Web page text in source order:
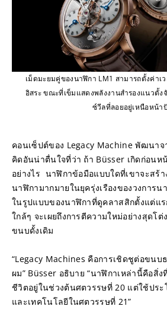
เม็ดมะยมคู่ของนาฬิกา LM1 สามารถตั้งค่าเ
อิสระ ขณะที่เข็มแสดงพลังงานสำรองแนวตั้
ซ์วีลที่ลอยอยู่เหนือหน้า
คอนเซ็ปต์ของ Legacy Machine พัฒนาจ
คิดอันน่าตื่นใจที่ว่า ถ้า Büsser เกิดก่อนห
อย่างไร  นาฬิกาข้อมือแบบใดที่เขาจะสร้
นาฬิกามากมายในยุครุ่งเรืองของวงการ
ในรูปแบบของนาฬิกาที่ดูคลาสสิกตั้งแต่แร
ใกล้ๆ จะเผยถึงการตีความใหม่อย่างสุดโ
ขนบดั้งเดิม
“Legacy Machines คือการเชิดชูต่อขนบ
ผม” Büsser อธิบาย “นาฬิกาเหล่านี้คือสิ่
ชีวิตอยู่ในช่วงต้นศตวรรษที่ 20 แต่ใช้ปร
และเทคโนโลยีในศตวรรษที่ 21”